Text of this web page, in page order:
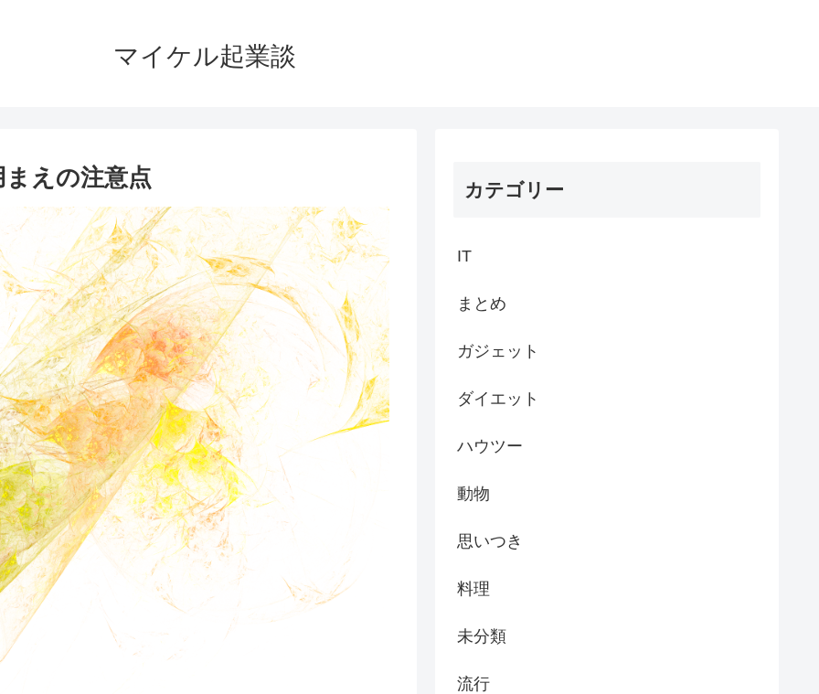
マイケル起業談
えの注意点 カテゴリー
IT
まとめ
ガジェット
ダイエット
ハウツー
動物
思いつき
料理
未分類
流行